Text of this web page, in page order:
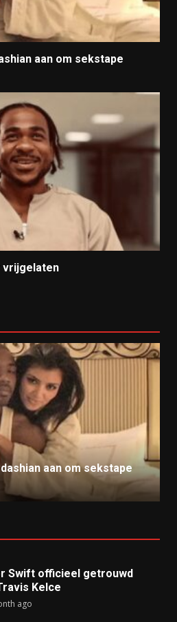
aan om sekstape
vrijgelaten
aan om sekstape
Swift officieel getrouwd
Kelce
ago